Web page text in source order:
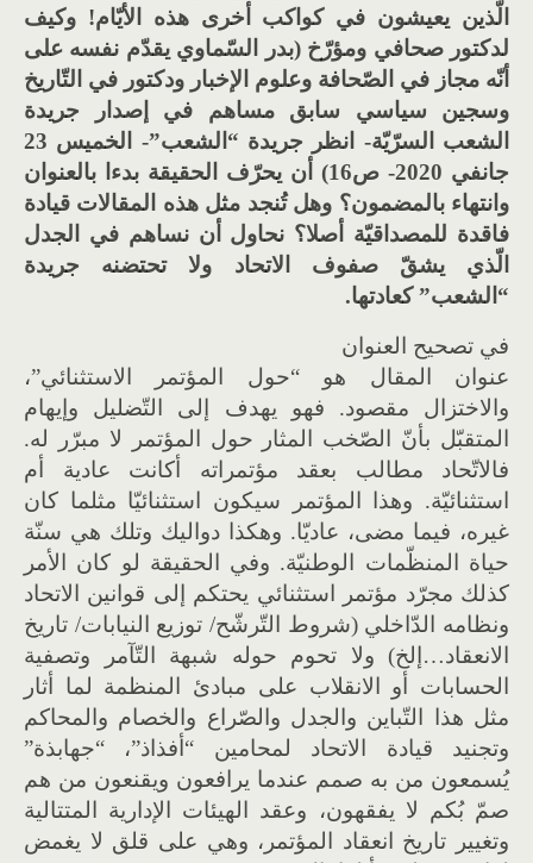
الّذين يعيشون في كواكب أخرى هذه الأيّام! وكيف
لدكتور صحافي ومؤرّخ (بدر السّماوي يقدّم نفسه على
أنّه مجاز في الصّحافة وعلوم الإخبار ودكتور في التّاريخ
وسجين سياسي سابق مساهم في إصدار جريدة
الشعب السرّيّة- انظر جريدة “الشعب”- الخميس 23
جانفي 2020- ص16) أن يحرّف الحقيقة بدءا بالعنوان
وانتهاء بالمضمون؟ وهل تُنجد مثل هذه المقالات قيادة
فاقدة للمصداقيّة أصلا؟ نحاول أن نساهم في الجدل
الّذي يشقّ صفوف الاتحاد ولا تحتضنه جريدة
“الشعب” كعادتها.
في تصحيح العنوان
عنوان المقال هو “حول المؤتمر الاستثنائي”،
والاختزال مقصود. فهو يهدف إلى التّضليل وإيهام
المتقبّل بأنّ الصّخب المثار حول المؤتمر لا مبرّر له.
فالاتّحاد مطالب بعقد مؤتمراته أكانت عادية أم
استثنائيّة. وهذا المؤتمر سيكون استثنائيّا مثلما كان
غيره، فيما مضى، عاديّا. وهكذا دواليك وتلك هي سنّة
حياة المنظّمات الوطنيّة. وفي الحقيقة لو كان الأمر
كذلك مجرّد مؤتمر استثنائي يحتكم إلى قوانين الاتحاد
ونظامه الدّاخلي (شروط التّرشّح/ توزيع النيابات/ تاريخ
الانعقاد…إلخ) ولا تحوم حوله شبهة التّآمر وتصفية
الحسابات أو الانقلاب على مبادئ المنظمة لما أثار
مثل هذا التّباين والجدل والصّراع والخصام والمحاكم
وتجنيد قيادة الاتحاد لمحامين “أفذاذ”، “جهابذة”
يُسمعون من به صمم عندما يرافعون ويقنعون من هم
صمّ بُكم لا يفقهون، وعقد الهيئات الإدارية المتتالية
وتغيير تاريخ انعقاد المؤتمر، وهي على قلق لا يغمض